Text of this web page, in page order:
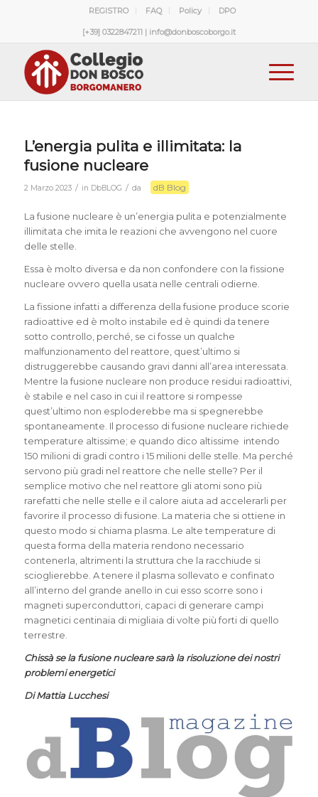
REGISTRO FAQ Policy DPO
[+39] 0322847211 | info@donboscoborgo.it
L’energia pulita e illimitata: la
fusione nucleare
2 Marzo 2023 / in DbBLOG / da dB Blog
La fusione nucleare è un’energia pulita e potenzialmente
illimitata che imita le reazioni che avvengono nel cuore
delle stelle.
Essa è molto diversa e da non confondere con la fissione
nucleare ovvero quella usata nelle centrali odierne.
La fissione infatti a differenza della fusione produce scorie
radioattive ed è molto instabile ed è quindi da tenere
sotto controllo, perché, se ci fosse un qualche
malfunzionamento del reattore, quest’ultimo si
distruggerebbe causando gravi danni all’area interessata.
Mentre la fusione nucleare non produce residui radioattivi,
è stabile e nel caso in cui il reattore si rompesse
quest’ultimo non esploderebbe ma si spegnerebbe
spontaneamente. Il processo di fusione nucleare richiede
temperature altissime; e quando dico altissime intendo
150 milioni di gradi contro i 15 milioni delle stelle. Ma perché
servono più gradi nel reattore che nelle stelle? Per il
semplice motivo che nel reattore gli atomi sono più
rarefatti che nelle stelle e il calore aiuta ad accelerarli per
favorire il processo di fusione. La materia che si ottiene in
questo modo si chiama plasma. Le alte temperature di
questa forma della materia rendono necessario
contenerla, altrimenti la struttura che la racchiude si
scioglierebbe. A tenere il plasma sollevato e confinato
all’interno del grande anello in cui esso scorre sono i
magneti superconduttori, capaci di generare campi
magnetici centinaia di migliaia di volte più forti di quello
terrestre.
Chissà se la fusione nucleare sarà la risoluzione dei nostri
problemi energetici
Di Mattia Lucchesi